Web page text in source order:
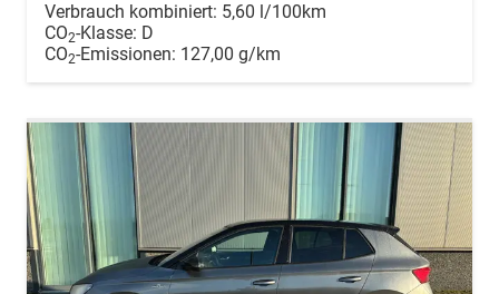
Verbrauch kombiniert: 5,60 l/100km
CO2-Klasse: D
CO2-Emissionen: 127,00 g/km